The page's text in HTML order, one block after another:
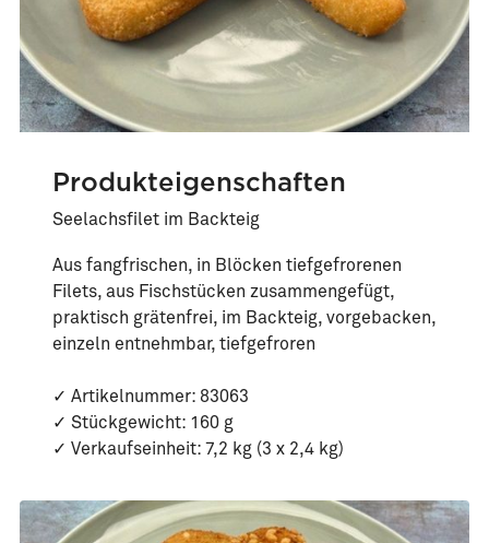
Produkteigenschaften
Seelachsfilet im Backteig
Aus fangfrischen, in Blöcken tiefgefrorenen
Filets, aus Fischstücken zusammengefügt,
praktisch grätenfrei, im Backteig, vorgebacken,
einzeln entnehmbar, tiefgefroren
✓ Artikelnummer: 83063
✓ Stückgewicht: 160 g
✓ Verkaufseinheit: 7,2 kg (3 x 2,4 kg)